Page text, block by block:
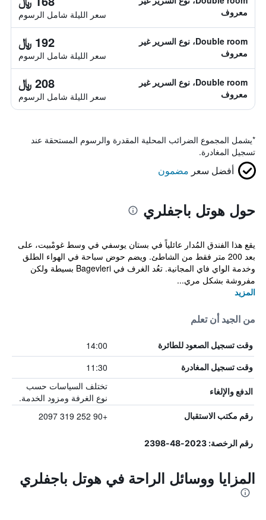
معروف
سعر الليلة شامل الرسوم
Double room، نوع السرير غير
معروف
192 ﷼
سعر الليلة شامل الرسوم
Double room، نوع السرير غير
معروف
208 ﷼
سعر الليلة شامل الرسوم
*يشمل المجموع الضرائب المحلية المقدرة والرسوم المستحقة عند
تسجيل المغادرة.
أفضل سعر مضمون
حول هوتل باجفلري
يقع هذا الفندق المُدار عائلياً في بستان يوسفي في وسط غومْبيت، على
بعد 200 متر فقط من الشاطئ. ويضم حوض سباحة في الهواء الطلق
وخدمة الواي فاي المجانية. تعُد الغرف في Bagevleri بسيطة ولكن
مفروشة بشكل مري...
المزيد
من الجيد أن تعلم
وقت تسجيل الصعود للطائرة 14:00
وقت تسجيل المغادرة 11:30
الدفع والإلغاء
تختلف السياسات حسب
نوع الغرفة ومزود الخدمة.
رقم مكتب الاستقبال +90 252 319 2097
رقم الرخصة: 2023-48-2398
المزايا ووسائل الراحة في هوتل باجفلري